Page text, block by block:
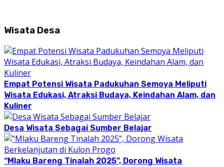
Wisata Desa
Empat Potensi Wisata Padukuhan Semoya Meliputi
Wisata Edukasi, Atraksi Budaya, Keindahan Alam, dan
Kuliner
Desa Wisata Sebagai Sumber Belajar
“Mlaku Bareng Tinalah 2025”, Dorong Wisata